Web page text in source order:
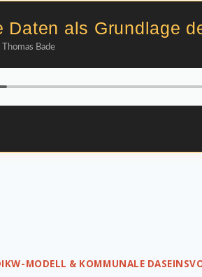
Daten als Grundlage
Bade
MODELL & KOMMUNALE